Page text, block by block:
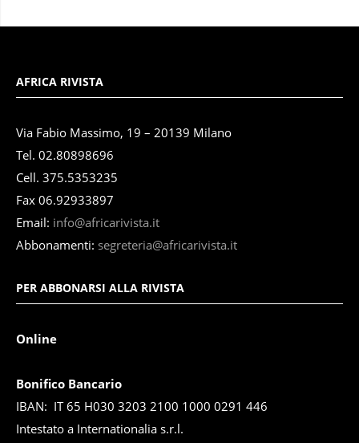
AFRICA RIVISTA
Via Fabio Massimo, 19 – 20139 Milano
Tel. 02.80898696
Cell. 375.5353235
Fax 06.92933897
Email: info@africarivista.it
Abbonamenti: segreteria@africarivista.it
PER ABBONARSI ALLA RIVISTA
Online
Bonifico Bancario
IBAN: IT 65 H030 3203 2100 1000 0291 446
Intestato a Internationalia s.r.l.